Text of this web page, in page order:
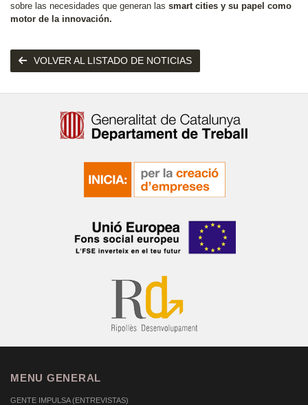
sobre las necesidades que generan las smart cities y su papel como
motor de la innovación.
VOLVER AL LISTADO DE NOTICIAS
MENU GENERAL
GENTE IMPULSA (ENTREVISTAS)